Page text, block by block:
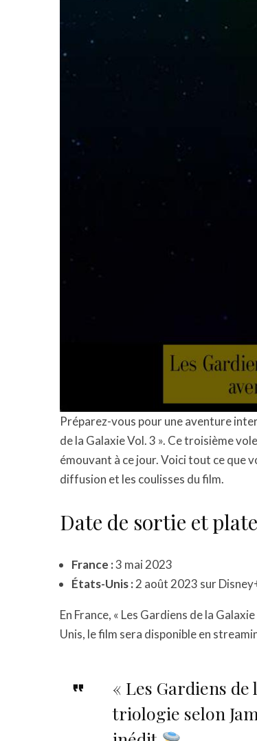
Préparez-vous pour une aventure
de la Galaxie Vol. 3 ». Ce troisième
émouvant à ce jour. Voici tout ce que
diffusion et les coulisses du film.
Date de sortie et
France :3 mai 2023
États-Unis :2 août 2023 sur
En France, « Les Gardiens de la
Unis, le film sera disponible en
« Les Gardiens
triologie selon